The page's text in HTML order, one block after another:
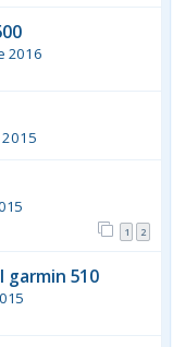
2016
2015
1 2
garmin 510